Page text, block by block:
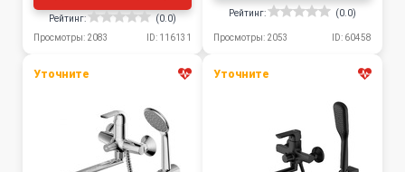
Рейтинг:
(0.0)
Просмотры: 2083
ID: 116131
Рейтинг: (0.0)
Просмотры: 2053 ID: 60458
Уточните Уточните